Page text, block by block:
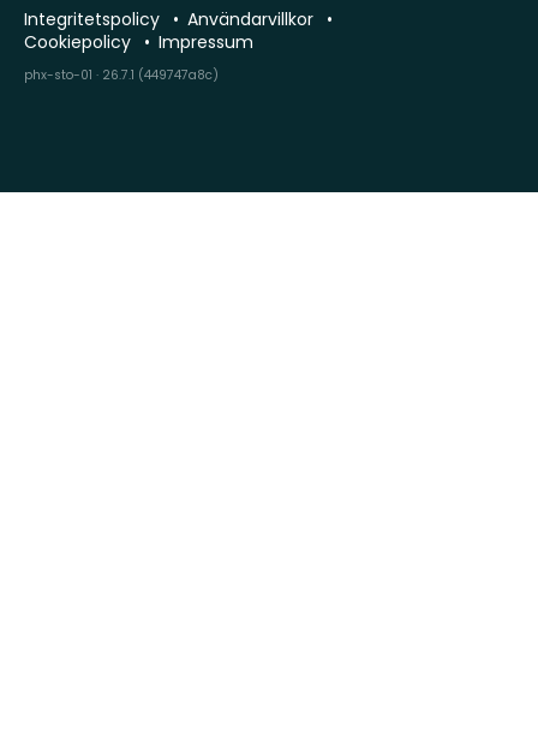
Integritetspolicy
Användarvillkor
Cookiepolicy
Impressum
phx-sto-01 · 26.7.1 (449747a8c)